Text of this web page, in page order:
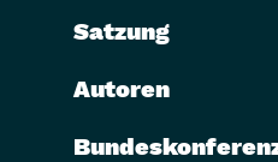
Satzung
Autoren